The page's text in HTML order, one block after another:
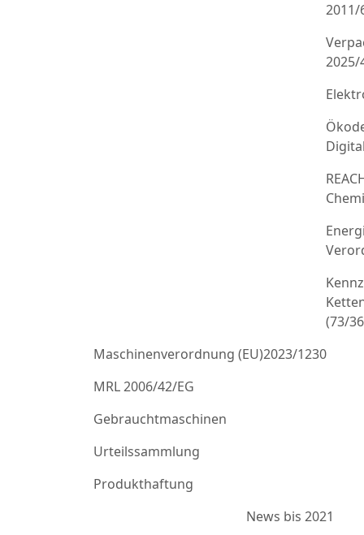
2011/
2025/
(73/
Maschinenverordnung (EU)2023/1230
MRL 2006/42/EG
Gebrauchtmaschinen
Urteilssammlung
Produkthaftung
News bis 2021